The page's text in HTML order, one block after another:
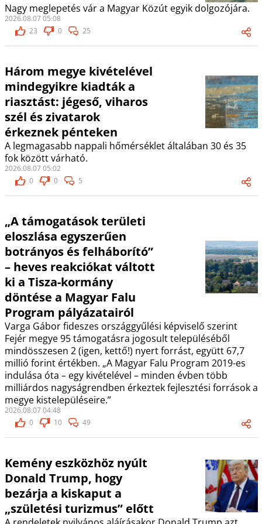
Nagy meglepetés vár a Magyar Közút egyik dolgozójára.
2026.08.07 05:08
23
0 25
Három megye kivételével
mindegyikre kiadták a
riasztást: jégeső, viharos
szél és zivatarok
érkeznek pénteken
A legmagasabb nappali hőmérséklet általában 30 és 35
fok között várható.
2026.08.07 05:02
0
0 5
„A támogatások területi
eloszlása egyszerűen
botrányos és felháborító”
– heves reakciókat váltott
ki a Tisza-kormány
döntése a Magyar Falu
Program pályázatairól
Varga Gábor fideszes országgyűlési képviselő szerint
Fejér megye 95 támogatásra jogosult településéből
mindösszesen 2 (igen, kettő!) nyert forrást, együtt 67,7
millió forint értékben. „A Magyar Falu Program 2019-es
indulása óta – egy kivételével – minden évben több
milliárdos nagyságrendben érkeztek fejlesztési források a
megye kistelepüléseire.”
2026.08.07 04:48
0
10 49
Kemény eszközhöz nyúlt
Donald Trump, hogy
bezárja a kiskaput a
„születési turizmus” előtt